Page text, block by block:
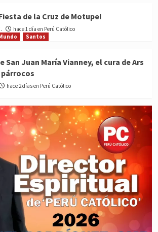
de la Cruz de Motupe!
hace 1 día en Perú Católico
Santos
San Juan María Vianney, el cura de Ars
hace 2 días en Perú Católico